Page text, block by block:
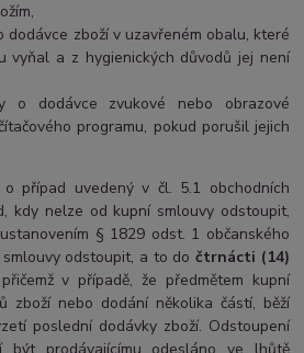
dodávce zboží v uzavřeném obalu, které
vyňal a z hygienických důvodů jej není
o dodávce zvukové nebo obrazové
programu, pokud porušil jejich
uvedený v čl. 5.1 obchodních
kdy nelze od kupní smlouvy odstoupit,
§ 1829 odst. 1 občanského
odstoupit, a to dočtrnácti (14)
v případě, že předmětem kupní
zboží nebo dodání několika částí, běží
poslední dodávky zboží. Odstoupení